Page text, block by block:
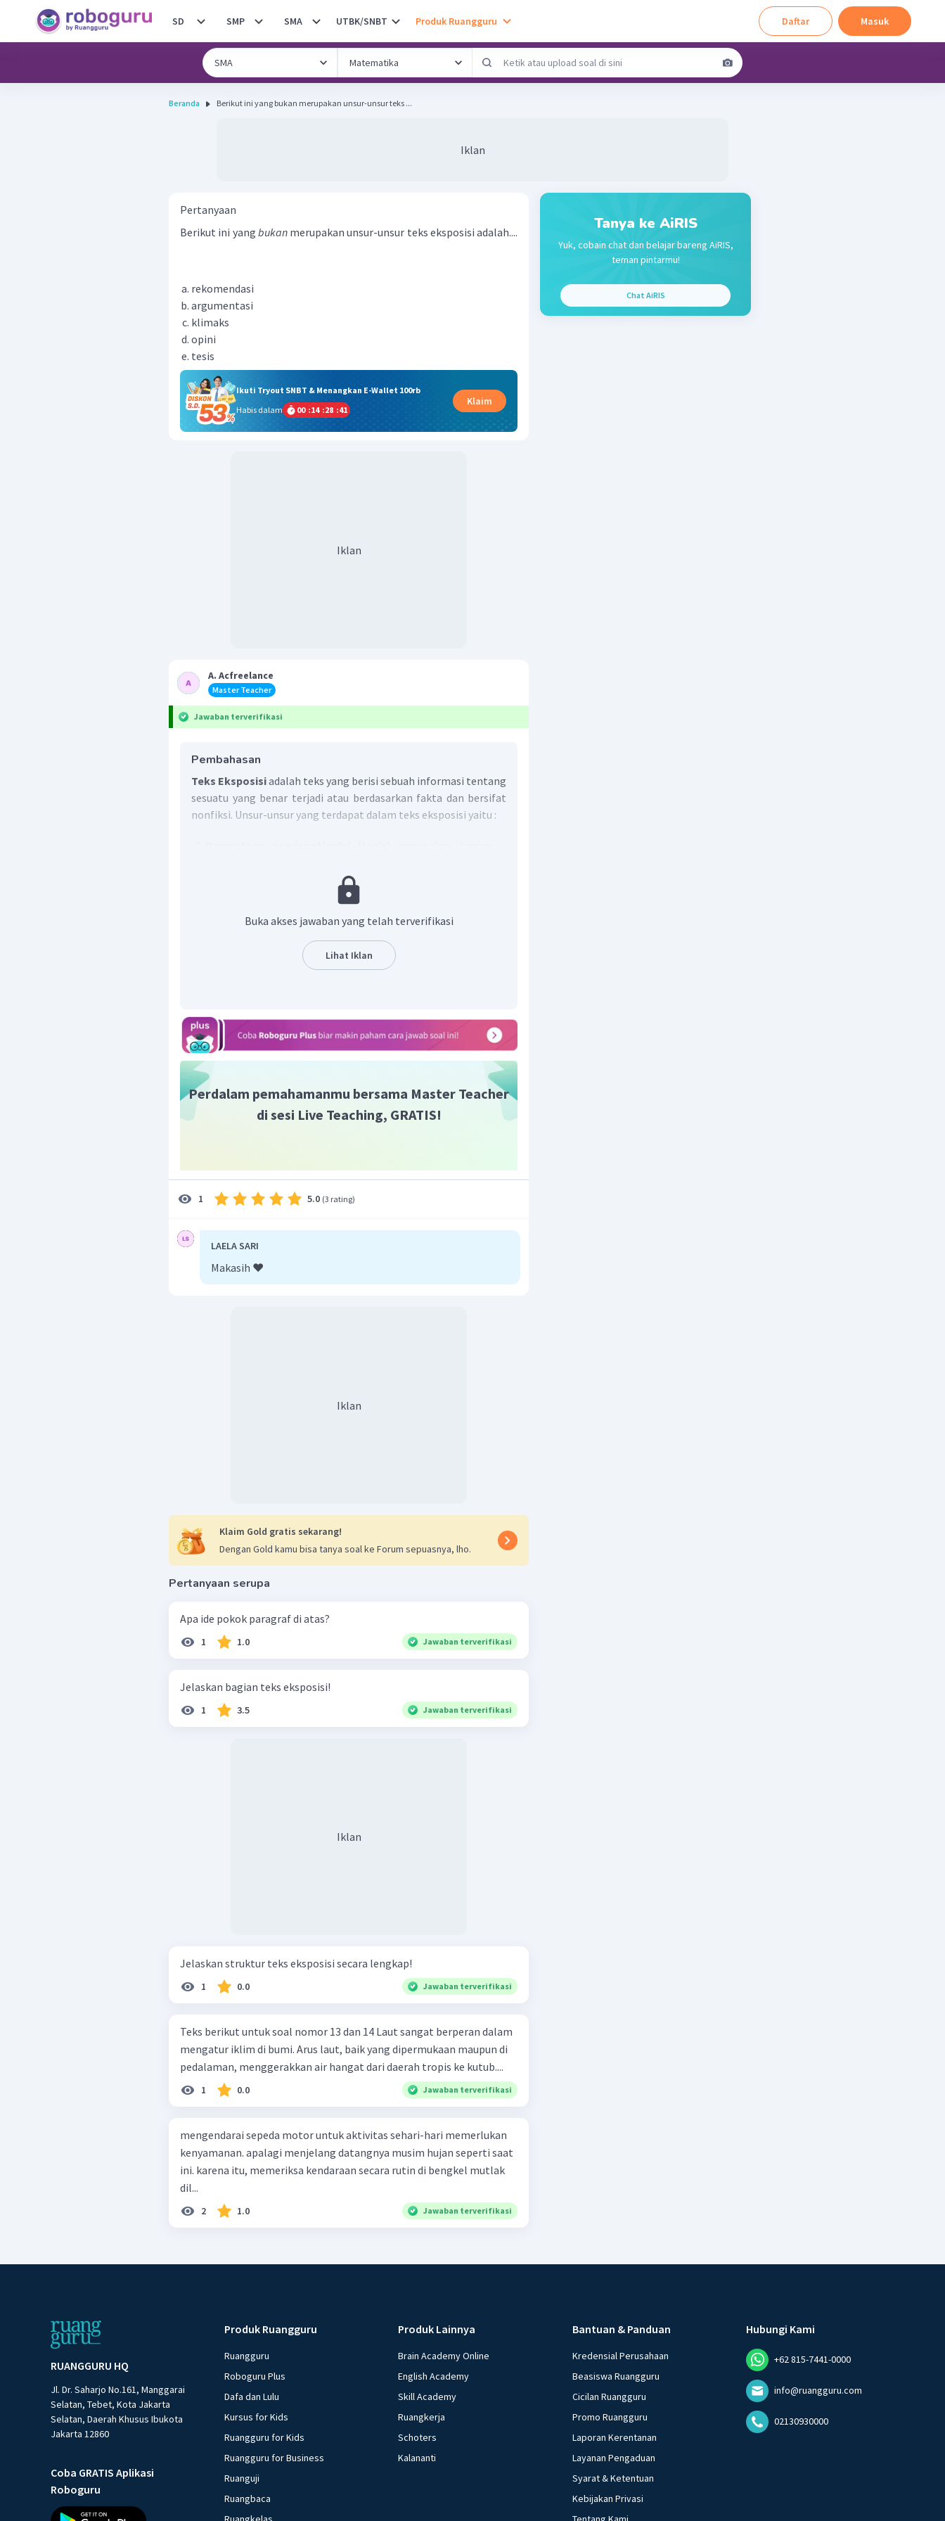
SD SMP SMA UTBK/SNBT Produk Ruangguru Daftar Masuk
Beranda Berikut ini yang bukan merupakan unsur-unsur teks ...
Iklan
Pertanyaan
Berikut ini yang bukanmerupakan unsur-unsur teks eksposisi adalah....
rekomendasi
argumentasi
klimaks
opini
tesis
Ikuti Tryout SNBT & Menangkan E-Wallet 100rb
Habis dalam
00 :14 :28 :40
Klaim
Iklan
A. Acfreelance
Master Teacher
Jawaban terverifikasi
Pembahasan
Teks Eksposisiadalah teks yang berisi sebuah informasi tentang
sesuatu yang benar terjadi atau berdasarkan fakta dan bersifat
nonfiksi. Unsur-unsur yang terdapat dalam teks eksposisi yaitu :
penulis. Bagian ini juga biasa disebut sebagai bagian
yang dapat memperkuat argumen penulis dalam
memperkuat ataupun menolak suatu gagasan.
Penegasan ulang pendapat (rekomendasi)
Maka dari itu, pilihan yang bukan merupakan unsur-unsur
teks eksposisi adalah klimaks.
Dengan demikian, jawaban yang tepat adalah C.
Buka akses jawaban yang telah terverifikasi
Lihat Iklan
Perdalam pemahamanmu bersama Master Teacher
di sesi Live Teaching, GRATIS!
1 5.0 (3 rating)
LAELA SARI
Makasih ❤️
Iklan
Klaim Gold gratis sekarang!
Dengan Gold kamu bisa tanya soal ke Forum sepuasnya, lho.
Pertanyaan serupa
Apa ide pokok paragraf di atas?
1 1.0 Jawaban terverifikasi
Jelaskan bagian teks eksposisi!
1 3.5 Jawaban terverifikasi
Iklan
Jelaskan struktur teks eksposisi secara lengkap!
1 0.0 Jawaban terverifikasi
Teks berikut untuk soal nomor 13 dan 14 Laut sangat berperan dalam
mengatur iklim di bumi. Arus laut, baik yang dipermukaan maupun di
pedalaman, menggerakkan air hangat dari daerah tropis ke kutub....
1 0.0 Jawaban terverifikasi
mengendarai sepeda motor untuk aktivitas sehari-hari memerlukan
kenyamanan. apalagi menjelang datangnya musim hujan seperti saat
ini. karena itu, memeriksa kendaraan secara rutin di bengkel mutlak
dil...
2 1.0 Jawaban terverifikasi
Tanya ke AiRIS
Yuk, cobain chat dan belajar bareng AiRIS,
teman pintarmu!
Chat AiRIS
RUANGGURU HQ
Jl. Dr. Saharjo No.161, Manggarai
Selatan, Tebet, Kota Jakarta
Selatan, Daerah Khusus Ibukota
Jakarta 12860
Coba GRATIS Aplikasi
Roboguru
Produk Ruangguru
Ruangguru
Roboguru Plus
Dafa dan Lulu
Kursus for Kids
Ruangguru for Kids
Ruangguru for Business
Ruanguji
Ruangbaca
Produk Lainnya
Brain Academy Online
English Academy
Skill Academy
Ruangkerja
Schoters
Kalananti
Bantuan & Panduan
Kredensial Perusahaan
Beasiswa Ruangguru
Cicilan Ruangguru
Promo Ruangguru
Laporan Kerentanan
Layanan Pengaduan
Syarat & Ketentuan
Kebijakan Privasi
Hubungi Kami
+62 815-7441-0000
info@ruangguru.com
02130930000